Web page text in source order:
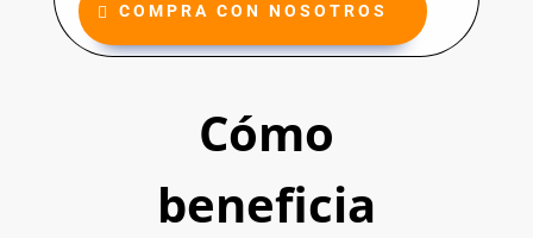
COMPRA CON NOSOTROS
Cómo
beneficia